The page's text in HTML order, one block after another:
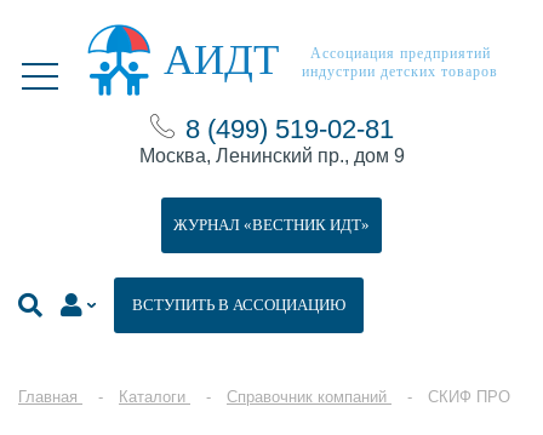
АИДТ
Ассоциация предприятий
индустрии детских товаров
8 (499) 519-02-81
Москва, Ленинский пр., дом 9
ВСТУПИТЬ В АССОЦИАЦИЮ
ЖУРНАЛ «ВЕСТНИК ИДТ»
Главная Каталоги Справочник компаний СКИФ ПРО